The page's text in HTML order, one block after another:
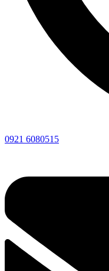
0921 6080515